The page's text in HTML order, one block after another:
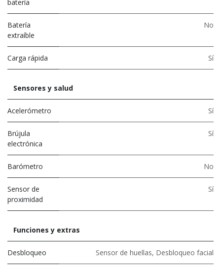
batería
Batería
extraíble
No
Carga rápida Sí
Sensores y salud
Acelerómetro Sí
Brújula
electrónica
Sí
Barómetro No
Sensor de
proximidad
Sí
Funciones y extras
Desbloqueo Sensor de huellas, Desbloqueo facial